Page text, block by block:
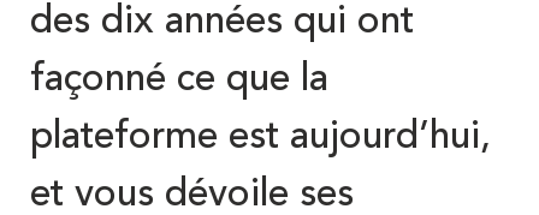
des dix années qui ont
façonné ce que la
plateforme est aujourd’hui,
et vous dévoile ses